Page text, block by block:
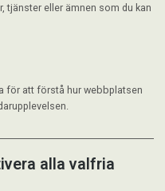
tjänster eller ämnen som du kan
för att förstå hur webbplatsen
alla valfria